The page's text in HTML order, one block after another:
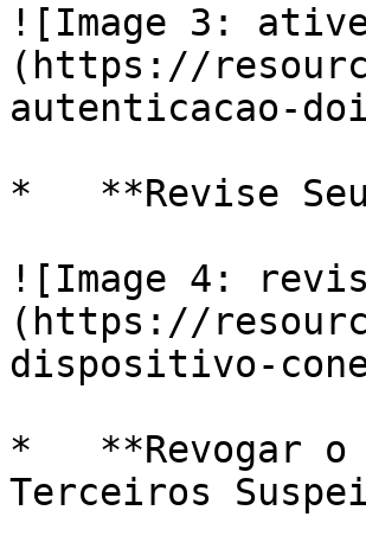
![Image 3:
(https://
autenticacao-
*   **Revise
![Image 4:
(https://
dispositivo-
*   **Revogar o
Terceiros